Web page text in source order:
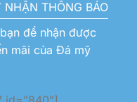
THÔNG BÁO
để nhận được
mãi của Đá mỹ